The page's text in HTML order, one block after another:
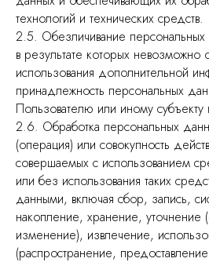
технологий и технических средств.
2.5. Обезличивание
в результате которых невозможно
использования дополнительной
принадлежность персональных
Пользователю или иному
2.6. Обработка персональных
(операция) или совокупность
совершаемых с использованием
или без использования таких
данными, включая сбор, запись,
накопление, хранение, уточнение
изменение), извлечение,
(распространение,